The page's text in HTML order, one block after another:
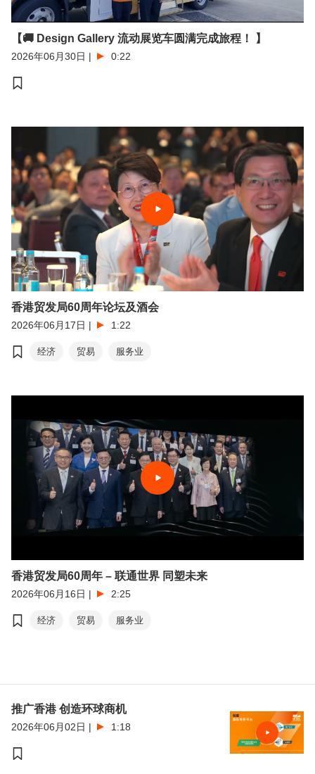
【🚚 Design Gallery 流动展览车圆满完成旅程！ 】
2026年06月30日 | 0:22
香港贸发局60周年论坛及酒会
2026年06月17日 | 1:22
经济 贸易 服务业
香港贸发局60周年 – 联通世界 同塑未来
2026年06月16日 | 2:25
经济 贸易 服务业
推广香港 创造环球商机
2026年06月02日 | 1:18